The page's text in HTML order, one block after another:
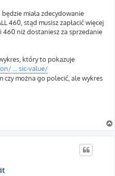
miała zdecydowanie
460, stąd musisz zapłacić więcej
niż dostaniesz za sprzedanie
który to pokazuje
... sic-value/
czy można go polecić, ale wykres